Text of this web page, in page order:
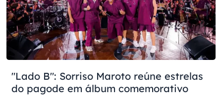
"Lado B": Sorriso Maroto reúne estrelas
do pagode em álbum comemorativo